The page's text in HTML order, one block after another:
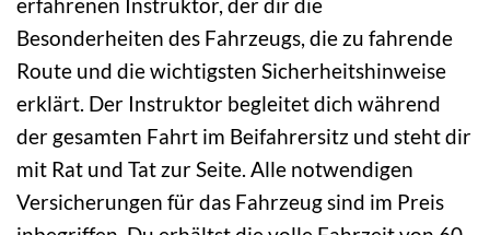
Besonderheiten des Fahrzeugs, die zu fahrende
Route und die wichtigsten Sicherheitshinweise
erklärt. Der Instruktor begleitet dich während
der gesamten Fahrt im Beifahrersitz und steht dir
mit Rat und Tat zur Seite. Alle notwendigen
Versicherungen für das Fahrzeug sind im Preis